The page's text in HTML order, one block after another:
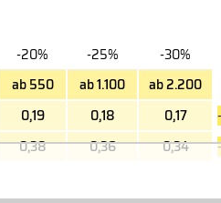
-20% -25%
-30%
ab 550 ab 1.100
ab 2.200
0,19 0,18 0,17
0,38 0,36 0,34